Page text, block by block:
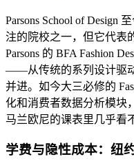
Parsons School of Design
注的院校之一，但它代表
Parsons 的 BFA Fashion
——从传统的系列设计驱
并进。如今大三必修的
化和消费者数据分析模块
马兰欧尼的课表里几乎看
学费与隐性成本：纽